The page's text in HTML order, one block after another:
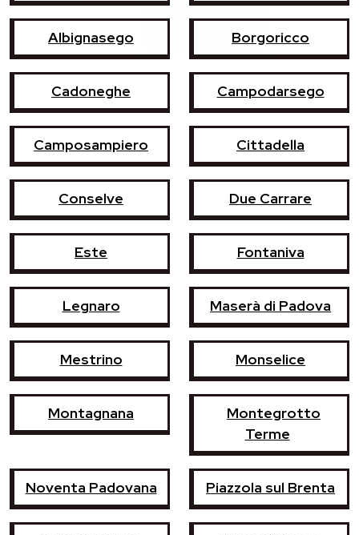
Albignasego Borgoricco
Cadoneghe Campodarsego
Camposampiero Cittadella
Conselve Due Carrare
Este Fontaniva
Legnaro Maserà di Padova
Mestrino Monselice
Montagnana
Montegrotto
Terme
Noventa Padovana Piazzola sul Brenta